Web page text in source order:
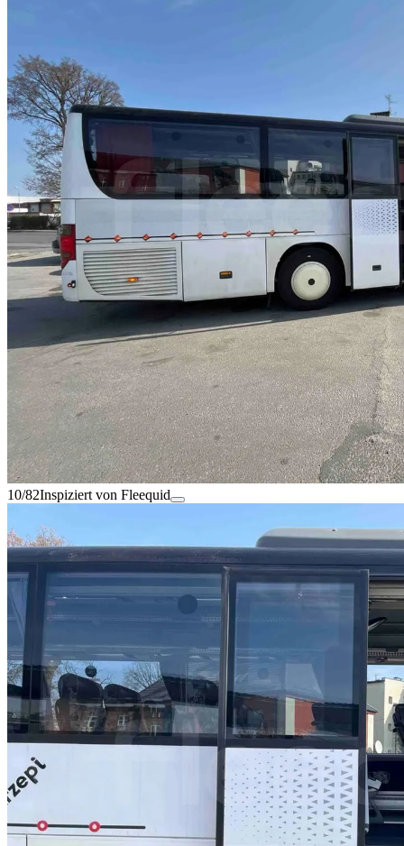
10/82Inspiziert von Fleequid